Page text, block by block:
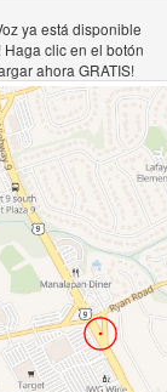
ya está disponible
clic en el botón
ahora GRATIS!